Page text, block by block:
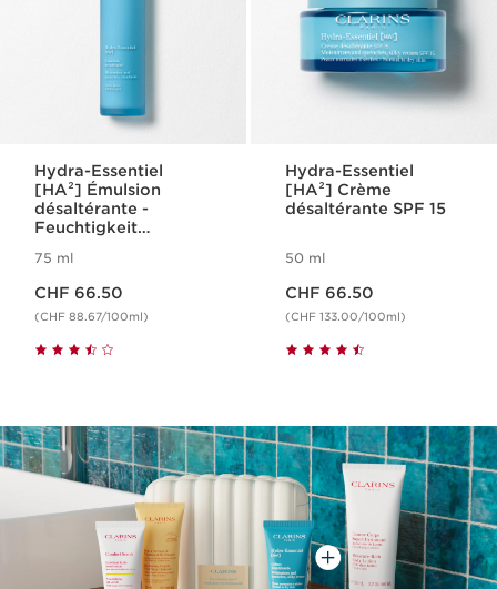
Hydra-Essentiel
[HA²] Émulsion
désaltérante -
Feuchtigkeit
75 ml
CHF 66.50
(CHF 88.67/100ml)
Hydra-Essentiel
[HA²] Crème
désaltérante SPF 15
50 ml
CHF 66.50
(CHF 133.00/100ml)